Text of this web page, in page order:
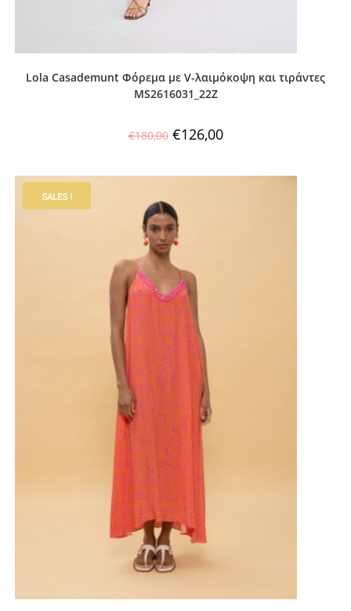
Lola Casademunt Φόρεμα με V-λαιμόκοψη και τιράντες
MS2616031_22Z
€180,00 €126,00
SALES !